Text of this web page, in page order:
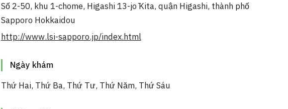
Số 2-50, khu 1-chome, Higashi 13-jō Kita, quận Higashi, thành phố
Sapporo Hokkaidou
http://www.lsi-sapporo.jp/index.html
Ngày khám
Thứ Hai, Thứ Ba, Thứ Tư, Thứ Năm, Thứ Sáu